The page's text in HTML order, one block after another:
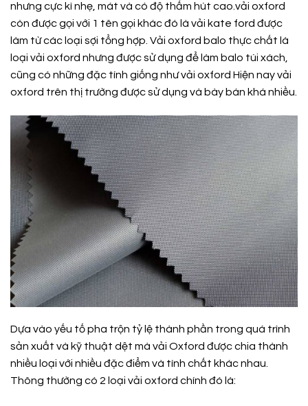
nhưng cực kì nhẹ, mát và có độ thấm hút cao.vải oxford
còn được gọi với 1 tên gọi khác đó là vải kate ford được
làm từ các loại sợi tổng hợp. Vải oxford balo thực chất là
loại vải oxford nhưng được sử dụng để làm balo túi xách,
cũng có những đặc tính giống như vải oxford Hiện nay vải
oxford trên thị trường được sử dụng và bày bán khá nhiều.
Dựa vào yếu tố pha trộn tỷ lệ thành phần trong quá trình
sản xuất và kỹ thuật dệt mà vải Oxford được chia thành
nhiều loại với nhiều đặc điểm và tính chất khác nhau.
Thông thường có 2 loại vải oxford chính đó là: